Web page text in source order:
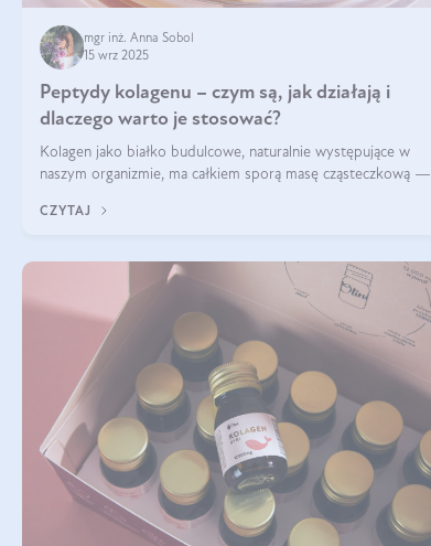
mgr inż. Anna Sobol
15 wrz 2025
Peptydy kolagenu – czym są, jak działają i
dlaczego warto je stosować?
Kolagen jako białko budulcowe, naturalnie występujące w
naszym organizmie, ma całkiem sporą masę cząsteczkową —
formie, byłby trudno strawialny. Aby był lepiej przyswajalny i
CZYTAJ